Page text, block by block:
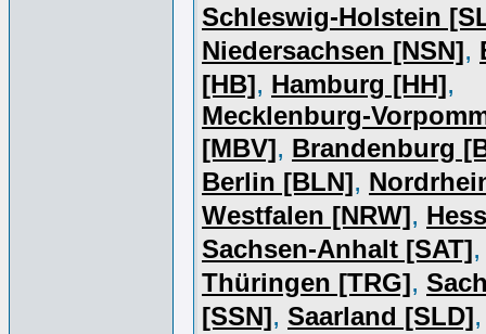
Schleswig-Holstein
Niedersachsen [NSN],
[HB], Hamburg [HH],
Mecklenburg-
[MBV], Brandenburg
Berlin [BLN],
Westfalen [NRW],
Sachsen-Anhalt [SAT],
Thüringen [TRG],
[SSN], Saarland [SLD],